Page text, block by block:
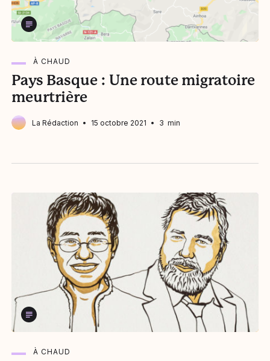
À CHAUD
Pays Basque : Une route migratoire
meurtrière
La Rédaction 15 octobre 2021 3 min
À CHAUD